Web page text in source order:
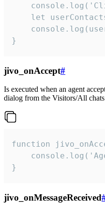
let
}
jivo_onAccept#
Is executed when an agent
dialog from the Visitors/All
function
}
jivo_onMessageReceived